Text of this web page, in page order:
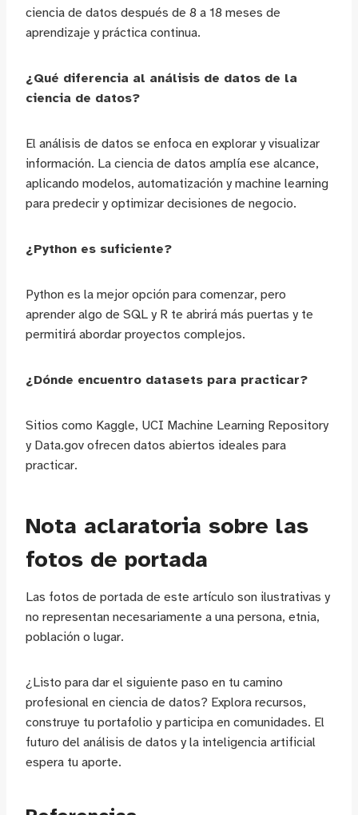
ciencia de datos después de 8 a 18 meses de
aprendizaje y práctica continua.
¿Qué diferencia al análisis de datos de la
ciencia de datos?
El análisis de datos se enfoca en explorar y visualizar
información. La ciencia de datos amplía ese alcance,
aplicando modelos, automatización y machine learning
para predecir y optimizar decisiones de negocio.
¿Python es suficiente?
Python es la mejor opción para comenzar, pero
aprender algo de SQL y R te abrirá más puertas y te
permitirá abordar proyectos complejos.
¿Dónde encuentro datasets para practicar?
Sitios como Kaggle, UCI Machine Learning Repository
y Data.gov ofrecen datos abiertos ideales para
practicar.
Nota aclaratoria sobre las
fotos de portada
Las fotos de portada de este artículo son ilustrativas y
no representan necesariamente a una persona, etnia,
población o lugar.
¿Listo para dar el siguiente paso en tu camino
profesional en ciencia de datos? Explora recursos,
construye tu portafolio y participa en comunidades. El
futuro del análisis de datos y la inteligencia artificial
espera tu aporte.